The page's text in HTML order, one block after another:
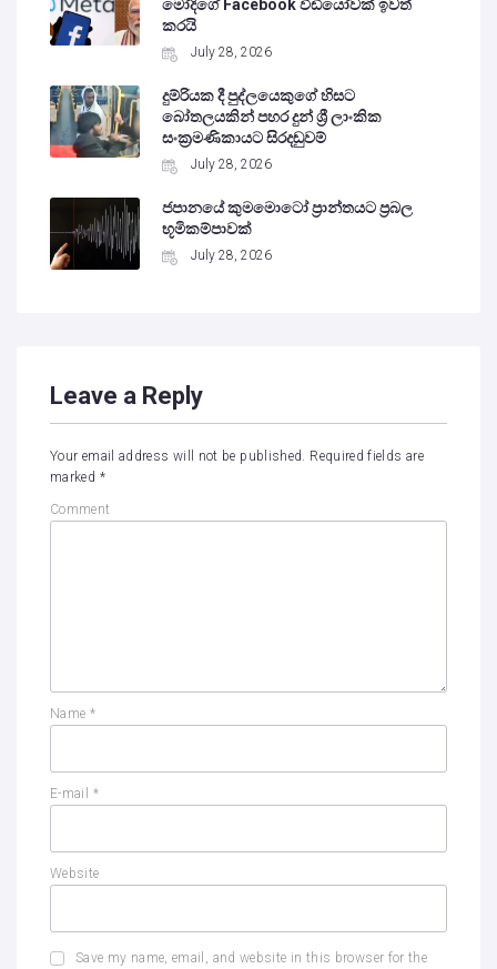
මෝදිගේ Facebook වීඩියෝවක් ඉවත්
කරයි
July 28, 2026
දුම්රියක දී පුද්ලයෙකුගේ හිසට
බෝතලයකින් පහර දුන් ශ්‍රී ලාංකික
සංක්‍රමණිකායට සිරදඬුවම්
July 28, 2026
ජපානයේ කුමමොටෝ ප්‍රාන්තයට ප්‍රබල
භූමිකම්පාවක්
July 28, 2026
Leave a Reply
Your email address will not be published. Required fields are
marked *
Comment
Name *
E-mail *
Website
Save my name, email, and website in this browser for the